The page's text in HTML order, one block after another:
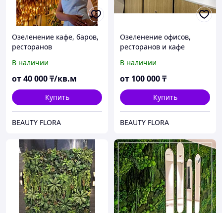
Озеленение кафе, баров,
ресторанов
растениями
В наличии
от40 000₸/кв.м
Купить
BEAUTY FLORA
Озеленение офисов,
ресторанов и кафе
растениями. Живые
растения
В наличии
от 100 000₸
Купить
BEAUTY FLORA